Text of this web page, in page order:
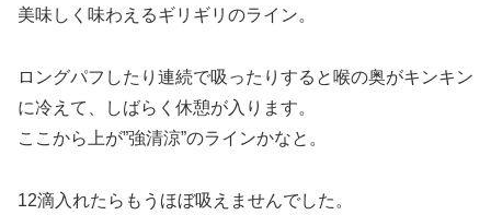
美味しく味わえるギリギリのライン。
ロングパフしたり連続で吸ったりすると喉の奥がキンキン
に冷えて、しばらく休憩が入ります。
ここから上が”強清涼”のラインかなと。
12滴入れたらもうほぼ吸えませんでした。